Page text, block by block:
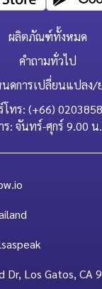
ผลิตภัณฑ์ทั้งหมด
คำถามทั่วไป
ดการเปลี่ยนแปลง/
โทร: (+66)
ร: จันทร์-ศุกร์ 9.00
Dr, Los Gatos, CA